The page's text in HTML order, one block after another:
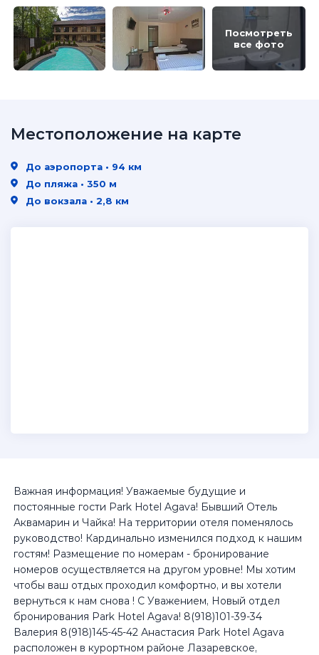
Посмотреть
все фото
Важная информация! Уважаемые будущие и
постоянные гости Park Hotel Agava! Бывший Отель
Аквамарин и Чайка! На территории отеля поменялось
руководство! Кардинально изменился подход к нашим
гостям! Размещение по номерам - бронирование
номеров осуществляется на другом уровне! Мы хотим
чтобы ваш отдых проходил комфортно, и вы хотели
вернуться к нам снова ! С Уважением, Новый отдел
бронирования Park Hotel Agava! 8(918)101-39-34
Валерия 8(918)145-45-42 Анастасия Park Hotel Agava
расположен в курортном районе Лазаревское,
Местоположение на карте
До аэропорта • 94 км
До пляжа • 350 м
До вокзала • 2,8 км